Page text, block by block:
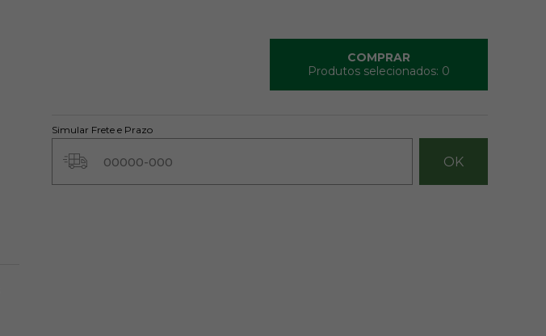
quando chegar!
COMPRAR
Produtos selecionados: 0
Simular Frete e Prazo